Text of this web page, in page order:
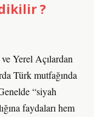
?
Yerel Açılardan
Türk mutfağında
“siyah
faydaları hem